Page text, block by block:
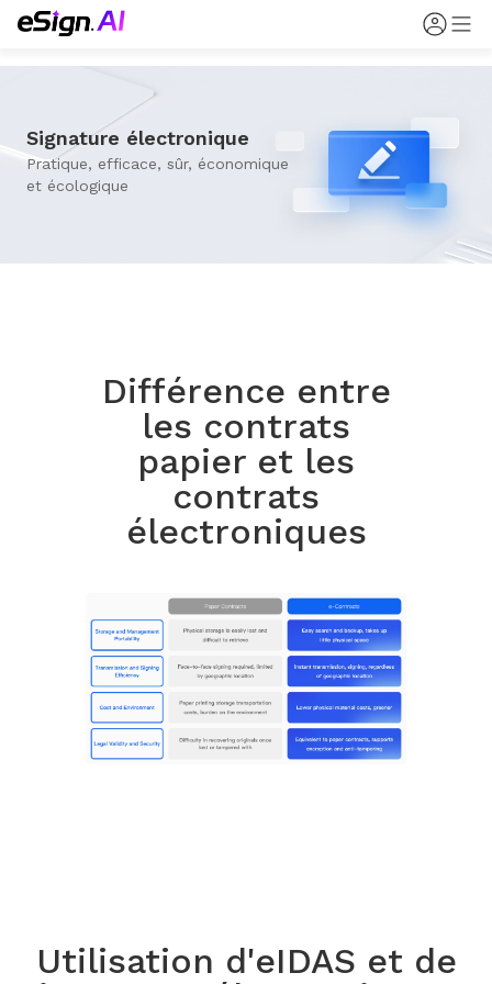
Signature électronique
Pratique, efficace, sûr, économique
et écologique
Différence entre
les contrats
papier et les
contrats
électroniques
Utilisation d'eIDAS et de